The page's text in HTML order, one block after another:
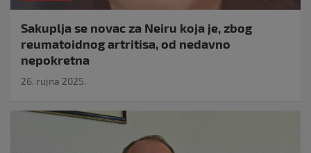
Sakuplja se novac za Neiru koja je, zbog
reumatoidnog artritisa, od nedavno
nepokretna
26. rujna 2025.